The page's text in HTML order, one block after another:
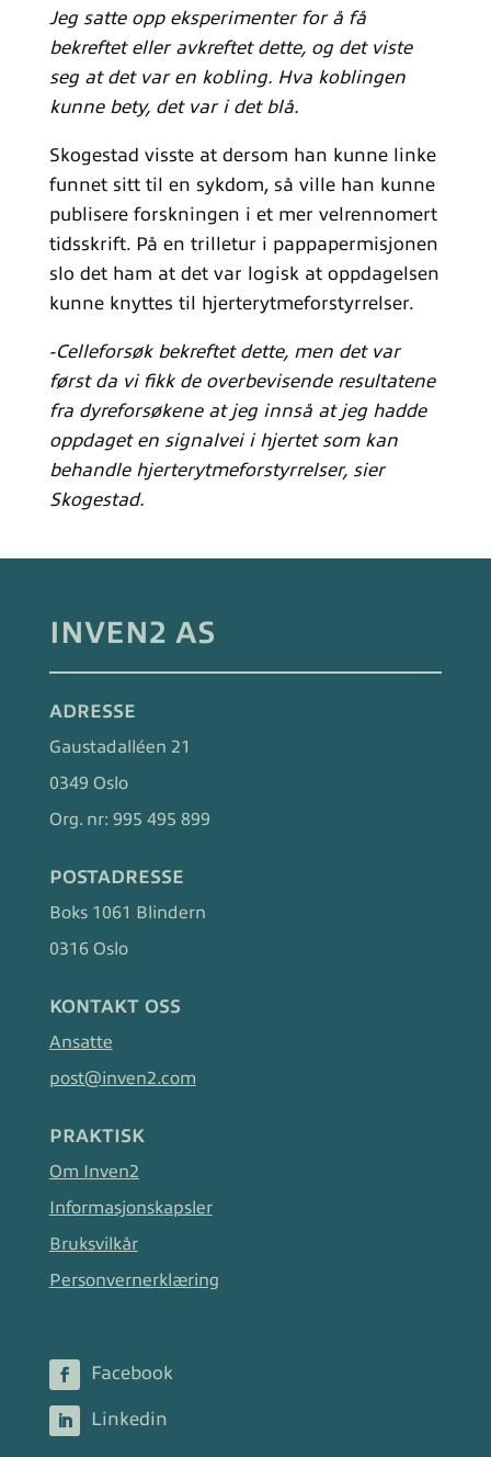
Jeg satte opp eksperimenter for å få
bekreftet eller avkreftet dette, og det viste
seg at det var en kobling. Hva koblingen
kunne bety, det var i det blå.
Skogestad visste at dersom han kunne linke
funnet sitt til en sykdom, så ville han kunne
publisere forskningen i et mer velrennomert
tidsskrift. På en trilletur i pappapermisjonen
slo det ham at det var logisk at oppdagelsen
kunne knyttes til hjerterytmeforstyrrelser.
-Celleforsøk bekreftet dette, men det var
først da vi fikk de overbevisende resultatene
fra dyreforsøkene at jeg innså at jeg hadde
oppdaget en signalvei i hjertet som kan
behandle hjerterytmeforstyrrelser, sier
Skogestad.
INVEN2 AS
ADRESSE
Gaustadalléen 21
0349 Oslo
Org. nr: 995 495 899
POSTADRESSE
Boks 1061 Blindern
0316 Oslo
KONTAKT OSS
Ansatte
post@inven2.com
PRAKTISK
Om Inven2
Informasjonskapsler
Bruksvilkår
Personvernerklæring